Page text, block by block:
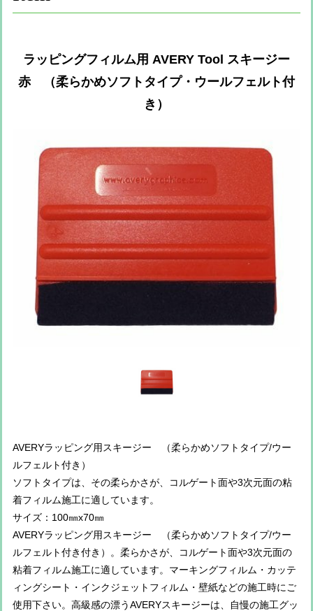
ラッピングフィルム用 AVERY Tool スキージー
赤 （柔らかめソフトタイプ・ウールフェルト付
き）
AVERYラッピング用スキージー （柔らかめソフトタイプ/ウー
ルフェルト付き）
ソフトタイプは、その柔らかさが、コルゲート面や3次元面の粘
着フィルム施工に適しています。
サイズ：100㎜x70㎜
AVERYラッピング用スキージー （柔らかめソフトタイプ/ウー
ルフェルト付き付き）。柔らかさが、コルゲート面や3次元面の
粘着フィルム施工に適しています。マーキングフィルム・カッテ
ィングシート・インクジェットフィルム・壁紙などの施工時にご
使用下さい。高級感の漂うAVERYスキージーは、自慢の施工グッ